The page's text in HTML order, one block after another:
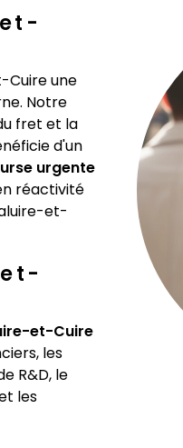
Cuire une
Notre
fret et la
d'un
urgente
réactivité
et-
et-Cuire
les
R&D, le
les